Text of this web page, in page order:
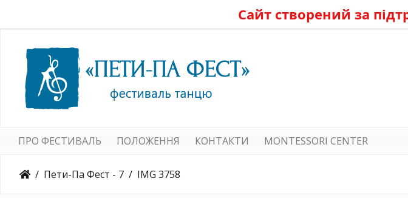
Сайт створений за
ПРО ФЕСТИВАЛЬ ПОЛОЖЕННЯ КОНТАКТИ MONTESSORI CENTER
Пети-Па Фест - 7 IMG 3758